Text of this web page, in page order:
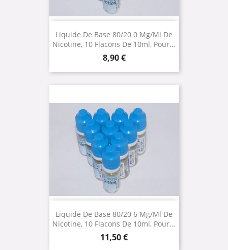
Liquide De Base 80/20 0 Mg/ml De
Nicotine, 10 Flacons De 10ml, Pour...
Prix
8,90 €
Liquide De Base 80/20 6 Mg/ml De
Nicotine, 10 Flacons De 10ml, Pour...
Prix
11,50 €